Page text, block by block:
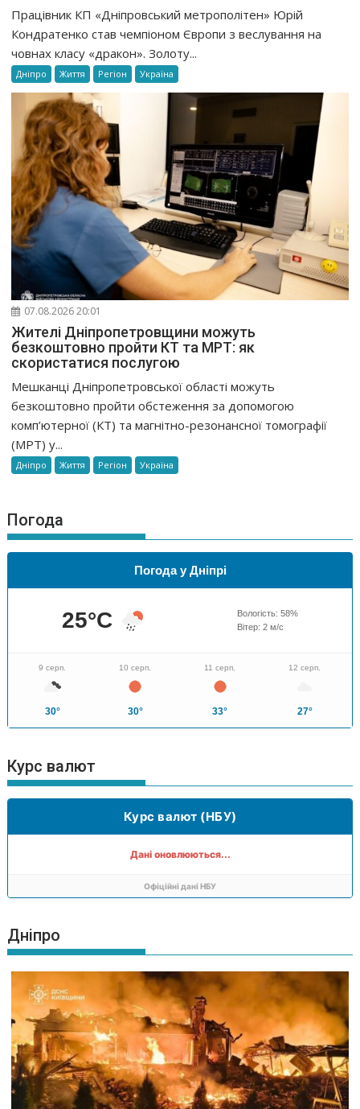
Працівник КП «Дніпровський метрополітен» Юрій
Кондратенко став чемпіоном Європи з веслування на
човнах класу «дракон». Золоту...
Дніпро Життя Регіон Україна
07.08.2026 20:01
Жителі Дніпропетровщини можуть
безкоштовно пройти КТ та МРТ: як
скористатися послугою
Мешканці Дніпропетровської області можуть
безкоштовно пройти обстеження за допомогою
комп’ютерної (КТ) та магнітно-резонансної томографії
(МРТ) у...
Дніпро Життя Регіон Україна
Погода
Погода у Дніпрі
25°C Вологість: 58%
Вітер: 2м/с
9 серп.
30°
10 серп.
30°
11 серп.
33°
12 серп.
27°
Курс валют
Курс валют (НБУ)
Дані оновлюються...
Офіційні дані НБУ
Дніпро